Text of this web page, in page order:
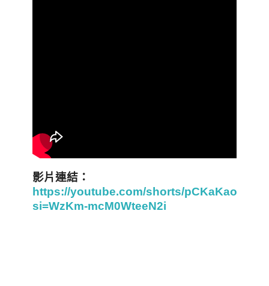
影片連結：
https://youtube.com/shorts/
si=WzKm-mcM0WteeN2i